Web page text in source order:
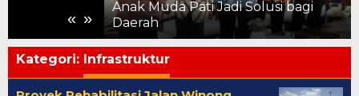
« »
Pelosok
Anak Muda Pati Jadi Solusi bagi
Daerah
Kategori: Infrastruktur